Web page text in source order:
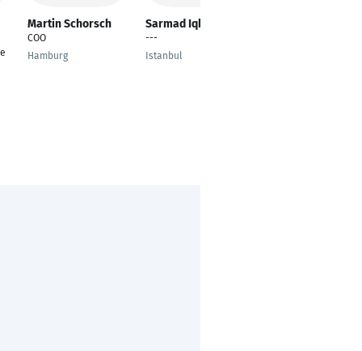
Martin Schorsch
COO
Hamburg
Sarmad Iqbal
---
Istanbul